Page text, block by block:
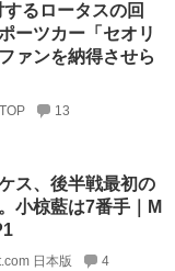
るロータスの回
ーツカー「セオリ
ァンを納得させら
13
ス、後半戦最初の
小椋藍は7番手｜M
日本版 4